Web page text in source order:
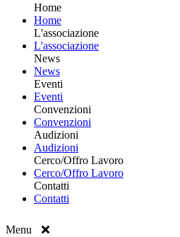
Home
Home
L'associazione
L'associazione
News
News
Eventi
Eventi
Convenzioni
Convenzioni
Audizioni
Audizioni
Cerco/Offro Lavoro
Cerco/Offro Lavoro
Contatti
Contatti
Menu